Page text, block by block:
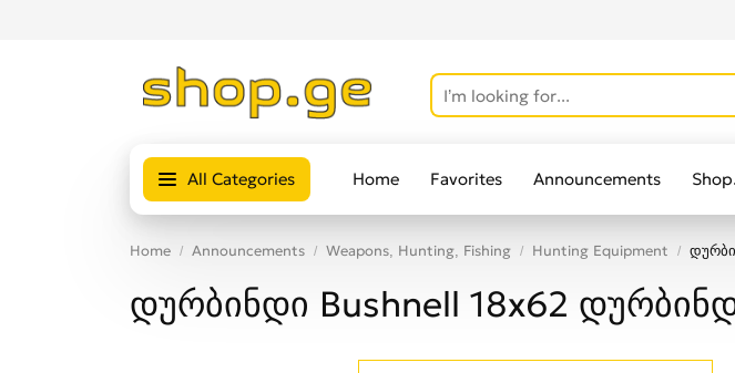
All Categories Home Favorites Announcements
Home Announcements Weapons, Hunting, Fishing Hunting Equipment
დურბინდი Bushnell 18x62